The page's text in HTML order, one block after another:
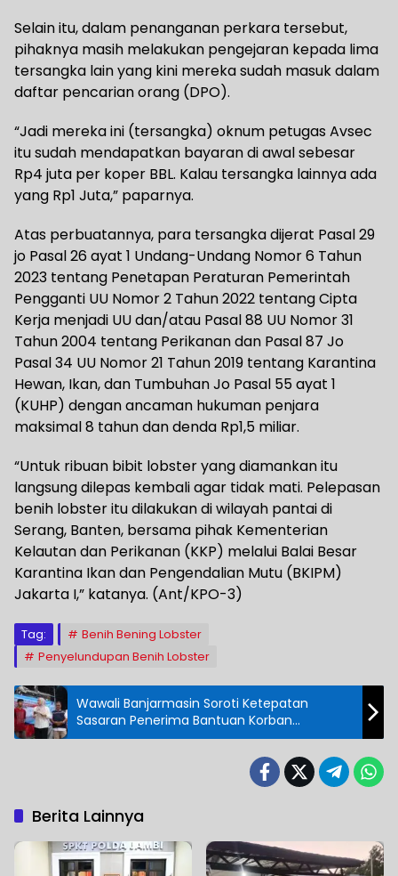
Selain itu, dalam penanganan perkara tersebut,
pihaknya masih melakukan pengejaran kepada lima
tersangka lain yang kini mereka sudah masuk dalam
daftar pencarian orang (DPO).
“Jadi mereka ini (tersangka) oknum petugas Avsec
itu sudah mendapatkan bayaran di awal sebesar
Rp4 juta per koper BBL. Kalau tersangka lainnya ada
yang Rp1 Juta,” paparnya.
Atas perbuatannya, para tersangka dijerat Pasal 29
jo Pasal 26 ayat 1 Undang-Undang Nomor 6 Tahun
2023 tentang Penetapan Peraturan Pemerintah
Pengganti UU Nomor 2 Tahun 2022 tentang Cipta
Kerja menjadi UU dan/atau Pasal 88 UU Nomor 31
Tahun 2004 tentang Perikanan dan Pasal 87 Jo
Pasal 34 UU Nomor 21 Tahun 2019 tentang Karantina
Hewan, Ikan, dan Tumbuhan Jo Pasal 55 ayat 1
(KUHP) dengan ancaman hukuman penjara
maksimal 8 tahun dan denda Rp1,5 miliar.
“Untuk ribuan bibit lobster yang diamankan itu
langsung dilepas kembali agar tidak mati. Pelepasan
benih lobster itu dilakukan di wilayah pantai di
Serang, Banten, bersama pihak Kementerian
Kelautan dan Perikanan (KKP) melalui Balai Besar
Karantina Ikan dan Pengendalian Mutu (BKIPM)
Jakarta I,” katanya. (Ant/KPO-3)
Tag:
Benih Bening Lobster
Penyelundupan Benih Lobster
Wawali Banjarmasin Soroti Ketepatan
Sasaran Penerima Bantuan Korban
Kebakaran
Berita Lainnya